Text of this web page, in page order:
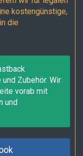
kostengünstige,
die
Zubehör. Wir
vorab mit
und